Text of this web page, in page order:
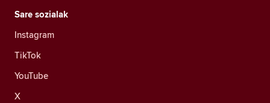
Sare sozialak
Instagram
TikTok
YouTube
X